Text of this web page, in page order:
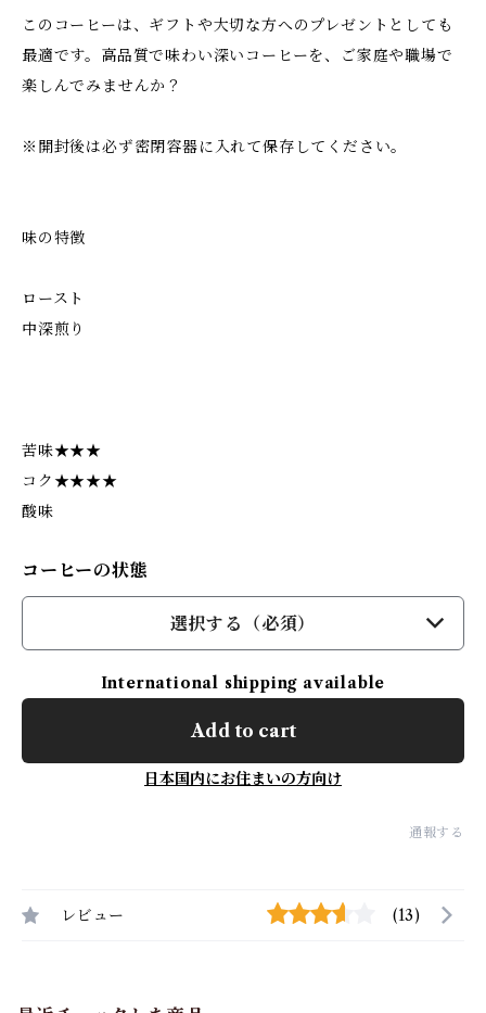
このコーヒーは、ギフトや大切な方へのプレゼントとしても
最適です。高品質で味わい深いコーヒーを、ご家庭や職場で
楽しんでみませんか？
※開封後は必ず密閉容器に入れて保存してください。
味の特徴
ロースト
中深煎り
苦味★★★
コク★★★★
酸味
コーヒーの状態
選択する（必須）
International shipping available
Add to cart
日本国内にお住まいの方向け
通報する
レビュー (13)